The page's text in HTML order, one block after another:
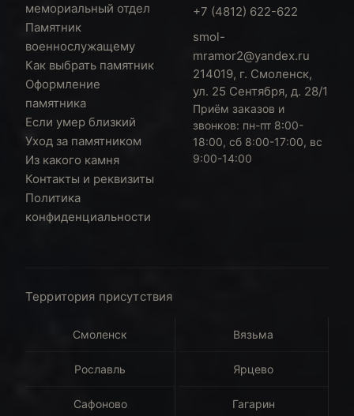
мемориальный отдел
Памятник
военнослужащему
Как выбрать памятник
Оформление
памятника
Если умер близкий
Уход за памятником
Из какого камня
Контакты и реквизиты
Политика
конфиденциальности
+7 (4812) 622-622
smol-
mramor2@yandex.ru
214019, г. Смоленск,
ул. 25 Сентября, д. 28/1
Приём заказов и
звонков: пн-пт 8:00-
18:00, сб 8:00-17:00, вс
9:00-14:00
Территория присутствия
Смоленск Вязьма
Рославль Ярцево
Сафоново Гагарин